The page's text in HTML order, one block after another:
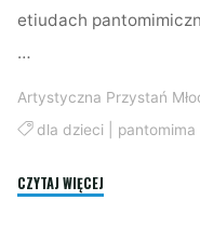
etiudach
…
Artystyczna Przystań
dla dzieci| pantomima
CZYTAJ WIĘCEJ